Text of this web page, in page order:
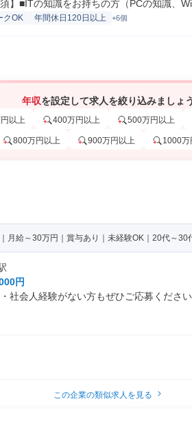
】■ITの知識をお持ちの方（PCの知識、
クOK 年間休日120日以上 +6個
年収を設定して求人を絞り込みましょ
以上 400万円以上 500万円以上
800万円以上 900万円以上 1000万
月給～30万円｜賞与あり｜未経験OK｜20代～30
円
社会人経験がない方もぜひご応募くださ
この企業の類似求人を見る